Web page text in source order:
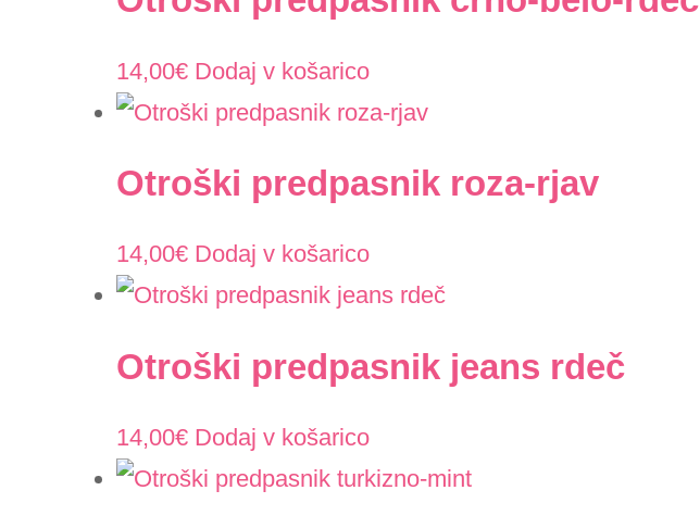
14,00€ Dodaj v košarico
Otroški predpasnik roza-rjav
14,00€ Dodaj v košarico
Otroški predpasnik jeans rdeč
14,00€ Dodaj v košarico